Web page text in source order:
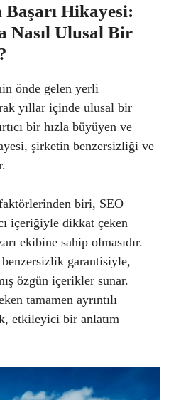
Başarı Hikayesi:
Ulusal Bir
önde gelen yerli
yıllar içinde ulusal bir
bir hızla büyüyen ve
şirketin benzersizliği ve
faktörlerinden biri, SEO
içeriğiyle dikkat çeken
ekibine sahip olmasıdır.
garantisiyle,
özgün içerikler sunar.
tamamen ayrıntılı
etkileyici bir anlatım